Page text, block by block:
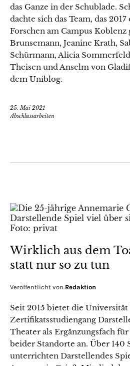
das Ganze in der Schublade.
dachte sich das Team, das
Forschen am Campus
Brunsemann, Jeanine Krath,
Schürmann, Alicia
Theisen und Anselm von
dem Uniblog.
25. Mai 2021
Abschlussarbeiten
Wirklich aus dem
statt nur so zu tun
Veröffentlicht von Redaktion
Seit 2015 bietet die
Zertifikatsstudiengang
Theater als Ergänzungsfach
beider Standorte an. Über 140
unterrichten Darstellendes